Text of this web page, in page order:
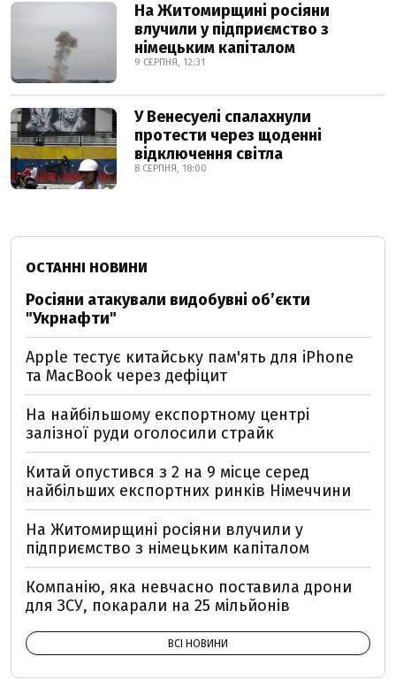
На Житомирщині росіяни
влучили у підприємство з
німецьким капіталом
9 СЕРПНЯ, 12:31
У Венесуелі спалахнули
протести через щоденні
відключення світла
8 СЕРПНЯ, 18:00
ОСТАННІ НОВИНИ
Росіяни атакували видобувні обʼєкти
"Укрнафти"
Apple тестує китайську пам'ять для iPhone
та MacBook через дефіцит
На найбільшому експортному центрі
залізної руди оголосили страйк
Китай опустився з 2 на 9 місце серед
найбільших експортних ринків Німеччини
На Житомирщині росіяни влучили у
підприємство з німецьким капіталом
Компанію, яка невчасно поставила дрони
для ЗСУ, покарали на 25 мільйонів
ВСІ НОВИНИ